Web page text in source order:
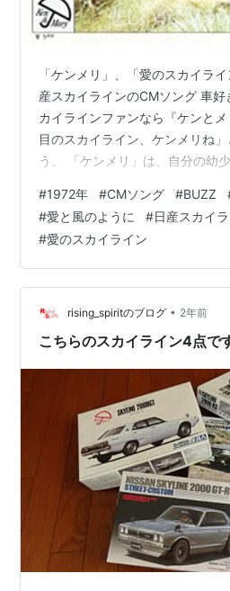
「ケンメリ」、「愛のスカイラ
産スカイラインのCMソング 車好
カイラインファンなら『ケンと
目のスカイライン、ケンメリね
う。 「ケンメリ」は、自分の幼
って、ポール・ニューマンがCM
「ニューマン・スカイライン」が
て、スカイラインってカッコイイ
る。 それにしても、こんな牧歌
て、当時のCM制作の熱が感じら
にだって はてしない 空を風は歌
#1972年 #CMソング #BUZZ
#愛と風のように #日産スカイ
#愛のスカイライン
rising_spiritのブログ • 2年前
こちらのスカイライン4点で